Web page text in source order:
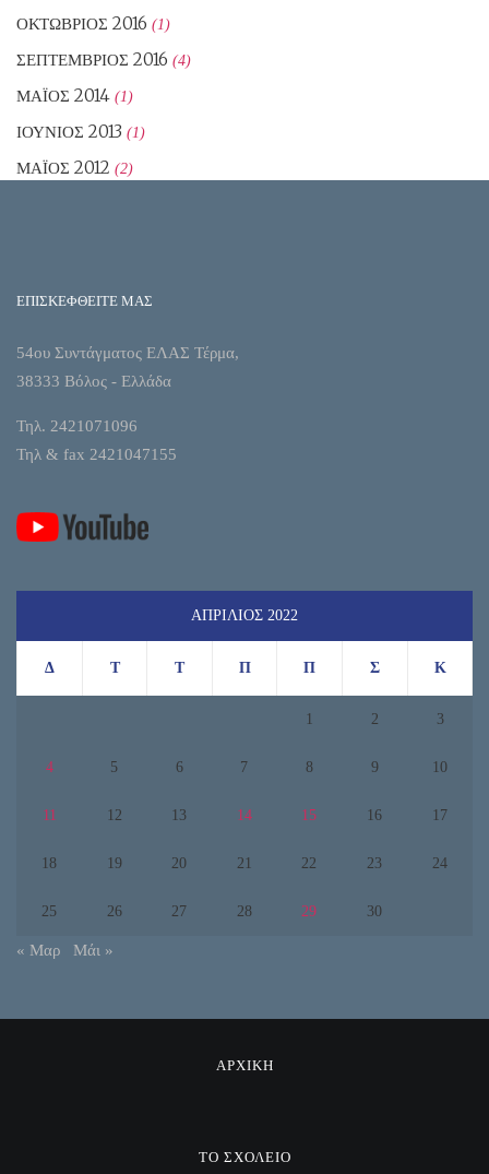
ΟΚΤΏΒΡΙΟΣ 2016 (1)
ΣΕΠΤΈΜΒΡΙΟΣ 2016 (4)
ΜΆΙΟΣ 2014 (1)
ΙΟΎΝΙΟΣ 2013 (1)
ΜΆΙΟΣ 2012 (2)
ΕΠΙΣΚΕΦΘΕΙΤΕ ΜΑΣ
54ου Συντάγματος ΕΛΑΣ Τέρμα,
38333 Βόλος - Ελλάδα
Τηλ. 2421071096
Τηλ & fax 2421047155
ΑΠΡΊΛΙΟΣ 2022
Δ Τ Τ Π Π Σ Κ
1 2 3
4 5 6 7 8 9 10
11 12 13 14 15 16 17
18 19 20 21 22 23 24
25 26 27 28 29 30
« Μαρ Μάι »
ΑΡΧΙΚΗ
ΤΟ ΣΧΟΛΕΙΟ